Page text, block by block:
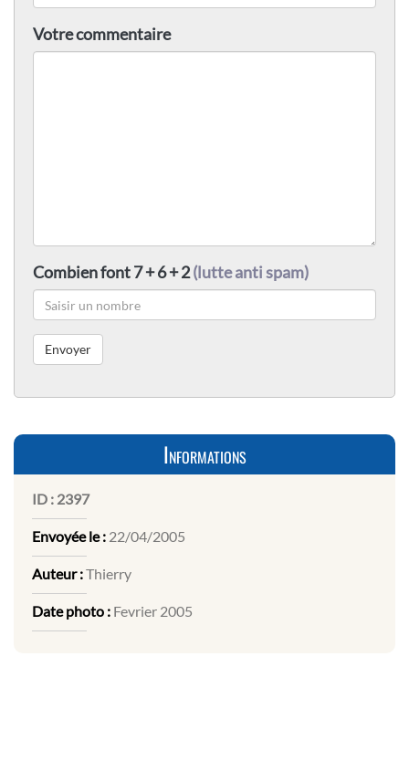
Votre commentaire
Combien font 7 + 6 + 2(lutte anti spam)
Informations
ID : 2397
Envoyée le : 22/04/2005
Auteur :Thierry
Date photo : Fevrier 2005